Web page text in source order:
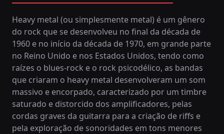
Heavy metal (ou simplesmente metal) é um gênero
do rock que se desenvolveu no final da década de
1960 e no início da década de 1970, em grande parte
no Reino Unido e nos Estados Unidos, tendo como
raízes o blues-rock e o rock psicodélico, as bandas
que criaram o heavy metal desenvolveram um som
massivo e encorpado, caracterizado por um timbre
saturado e distorcido dos amplificadores, pelas
cordas graves da guitarra para a criação de riffs e
pela exploração de sonoridades em tons menores